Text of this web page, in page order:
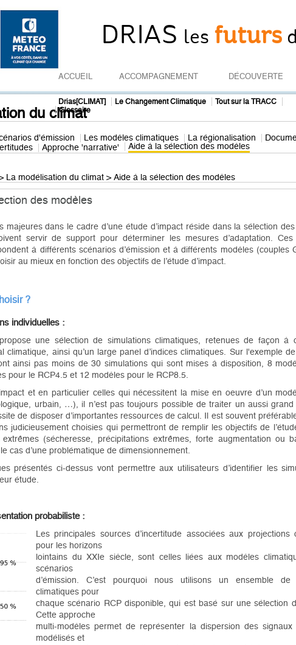
DRIAS les futurs
ACCUEIL ACCOMPAGNEMENT DÉCOUVERTE
Drias[CLIMAT] Le Changement Climatique Tout sur la TRACC
Glossaire
du climat
d'émission Les modèles climatiques La régionalisation
Approche 'narrative' Aide à la sélection des modèles
La modélisation du climat > Aide à la sélection des modèles
des modèles
majeures dans le cadre d’une étude d’impact réside dans la sélection
servir de support pour déterminer les mesures d’adaptation. Ces
à différents scénarios d’émission et à différents modèles (couples
au mieux en fonction des objectifs de l’étude d’impact.
?
individuelles :
une sélection de simulations climatiques, retenues de façon à
climatique, ainsi qu’un large panel d’indices climatiques. Sur l'exemple
ainsi pas moins de 30 simulations qui sont mises à disposition, 8
pour le RCP4.5 et 12 modèles pour le RCP8.5.
et en particulier celles qui nécessitent la mise en oeuvre d’un
urbain, …), il n’est pas toujours possible de traiter un aussi
de disposer d’importantes ressources de calcul. Il est souvent
judicieusement choisies qui permettront de remplir les objectifs de
(sécheresse, précipitations extrêmes, forte augmentation ou
cas d’une problématique de dimensionnement.
présentés ci-dessus vont permettre aux utilisateurs d’identifier les
étude.
probabiliste :
Les principales sources d’incertitude associées aux projections
pour les horizons
lointains du XXIe siècle, sont celles liées aux modèles
scénarios
d’émission. C’est pourquoi nous utilisons un ensemble de
climatiques pour
chaque scénario RCP disponible, qui est basé sur une sélection
Cette approche
multi-modèles permet de représenter la dispersion des signaux
modélisés et